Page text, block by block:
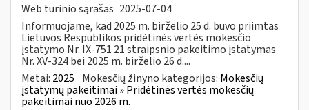
Web turinio sąrašas 2025-07-04
Informuojame, kad 2025 m. birželio 25 d. buvo priimtas
Lietuvos Respublikos pridėtinės vertės mokesčio
įstatymo Nr. IX-751 21 straipsnio pakeitimo įstatymas
Nr. XV-324 bei 2025 m. birželio 26 d....
Metai: 2025 Mokesčių žinyno kategorijos: Mokesčių
įstatymų pakeitimai » Pridėtinės vertės mokesčių
pakeitimai nuo 2026 m.